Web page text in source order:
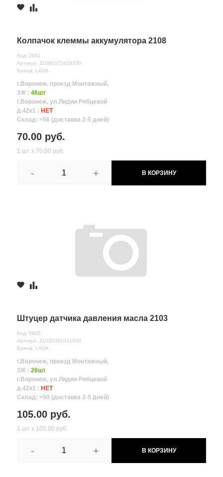
Колпачок клеммы аккумулятора 2108
Код: 2651
Артикул: 21080372418200
Бренд: LADA
г.Воронеж, проезд Монтажный,
3Ж : 46шт
г.Воронеж, ул.Лидии Рябцевой
д.42к1 : НЕТ
Склад: >56 (доставка 2-5 дней)
70.00 руб.
1 шт х 70.00 руб.
- + В КОРЗИНУ
Штуцер датчика давления масла 2103
Код: 5605
Артикул: 21030381031000
Бренд: LADA
г.Воронеж, проезд Монтажный,
3Ж : 26шт
г.Воронеж, ул.Лидии Рябцевой
д.42к1 : НЕТ
Склад: >50 (доставка 2-5 дней)
105.00 руб.
1 шт х 105.00 руб.
- + В КОРЗИНУ